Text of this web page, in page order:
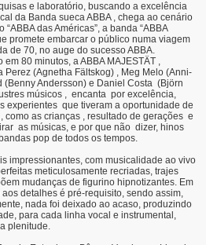
e laboratório, buscando a excelência
da Banda sueca ABBA , chega ao cenário
das Américas”, a banda “ABBA
promete embarcar o público numa viagem
de 70, no auge do sucesso ABBA.
80 minutos, a ABBA MAJESTÄT ,
(Agnetha Fältskog) , Meg Melo (Anni-
(Benny Andersson) e Daniel Costa (Björn
músicos , encanta por excelência,
experientes que tiveram a oportunidade de
como as crianças , resultado de gerações e
as músicas, e por que não dizer, hinos
pop de todos os tempos.
impressionantes, com musicalidade ao vivo
meticulosamente recriadas, trajes
mudanças de figurino hipnotizantes. Em
detalhes é pré-requisito, sendo assim,
nada foi deixado ao acaso, produzindo
para cada linha vocal e instrumental,
plenitude.